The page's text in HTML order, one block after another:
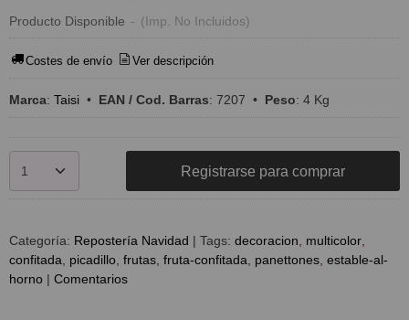
Producto Disponible - (Imp. No Incluidos)
Costes de envío Ver descripción
Marca: Taisi • EAN / Cod. Barras: 7207 • Peso: 4 Kg
Registrarse para comprar
Categoría: Repostería Navidad | Tags: decoracion
multicolor
confitada
picadillo frutas fruta-confitada panettones estable-al-
horno | Comentarios